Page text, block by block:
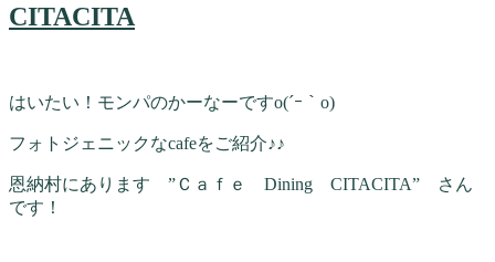
CITACITA
はいたい！モンパのかーなーですo(´ｰ｀o)
フォトジェニックなcafeをご紹介♪♪
恩納村にあります ”Ｃａｆｅ Dining CITACITA” さん
です！